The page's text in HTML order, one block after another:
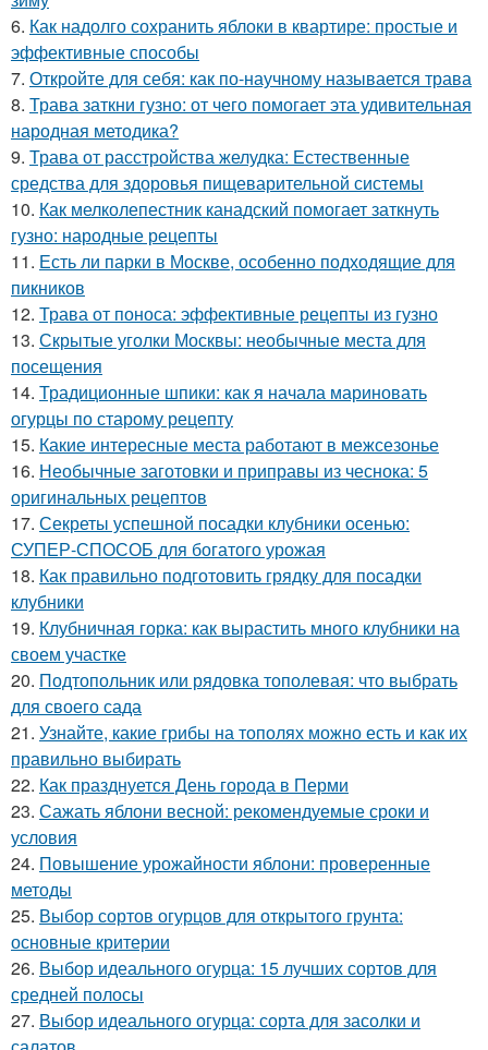
6. Как надолго сохранить яблоки в квартире: простые и
эффективные способы
7. Откройте для себя: как по-научному называется трава
8. Трава заткни гузно: от чего помогает эта удивительная
народная методика?
9. Трава от расстройства желудка: Естественные
средства для здоровья пищеварительной системы
10. Как мелколепестник канадский помогает заткнуть
гузно: народные рецепты
11. Есть ли парки в Москве, особенно подходящие для
пикников
12. Трава от поноса: эффективные рецепты из гузно
13. Скрытые уголки Москвы: необычные места для
посещения
14. Традиционные шпики: как я начала мариновать
огурцы по старому рецепту
15. Какие интересные места работают в межсезонье
16. Необычные заготовки и приправы из чеснока: 5
оригинальных рецептов
17. Секреты успешной посадки клубники осенью:
СУПЕР-СПОСОБ для богатого урожая
18. Как правильно подготовить грядку для посадки
клубники
19. Клубничная горка: как вырастить много клубники на
своем участке
20. Подтопольник или рядовка тополевая: что выбрать
для своего сада
21. Узнайте, какие грибы на тополях можно есть и как их
правильно выбирать
22. Как празднуется День города в Перми
23. Сажать яблони весной: рекомендуемые сроки и
условия
24. Повышение урожайности яблони: проверенные
методы
25. Выбор сортов огурцов для открытого грунта:
основные критерии
26. Выбор идеального огурца: 15 лучших сортов для
средней полосы
27. Выбор идеального огурца: сорта для засолки и